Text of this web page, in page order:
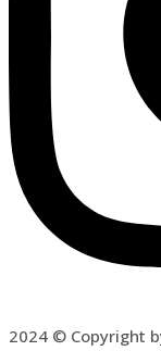
2024 © Copyright